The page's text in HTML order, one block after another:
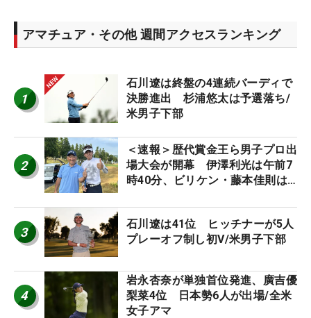
アマチュア・その他 週間アクセスランキング
1
石川遼は終盤の4連続バーディで
決勝進出 杉浦悠太は予選落ち/
米男子下部
2
＜速報＞歴代賞金王ら男子プロ出
場大会が開幕 伊澤利光は午前7
時40分、ビリケン・藤本佳則は
STAGE JOYX OPEN】
3
石川遼は41位 ヒッチナーが5人
プレーオフ制し初V/米男子下部
4
岩永杏奈が単独首位発進、廣吉優
梨菜4位 日本勢6人が出場/全米
女子アマ